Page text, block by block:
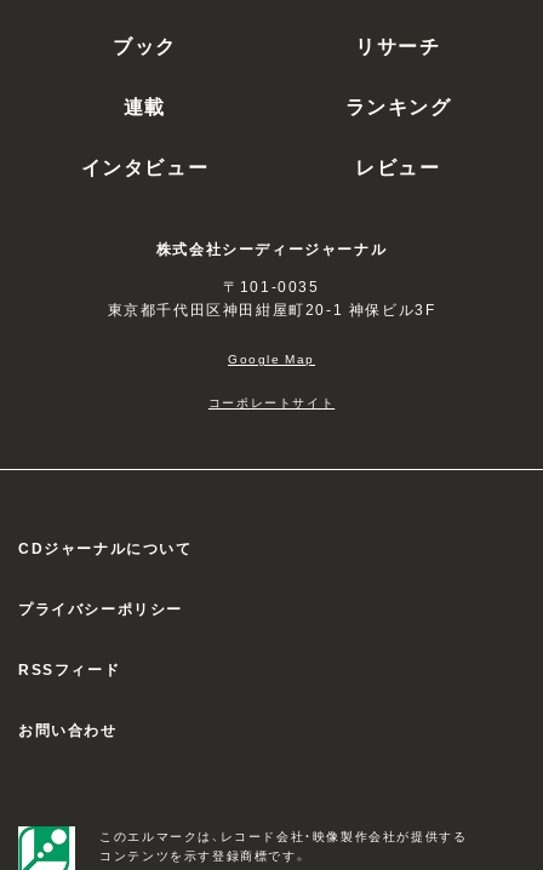
ブック リサーチ
連載 ランキング
インタビュー レビュー
株式会社シーディージャーナル
〒101-0035
東京都千代田区神田紺屋町20-1 神保ビル3F
Google Map
コーポレートサイト
CDジャーナルについて
プライバシーポリシー
RSSフィード
お問い合わせ
このエルマークは、レコード会社・映像製作会社が提供する
コンテンツを示す登録商標です。